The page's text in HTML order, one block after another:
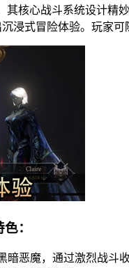
其核心战斗系统设计
浸式冒险体验。玩家可
：
暗恶魔，通过激烈战